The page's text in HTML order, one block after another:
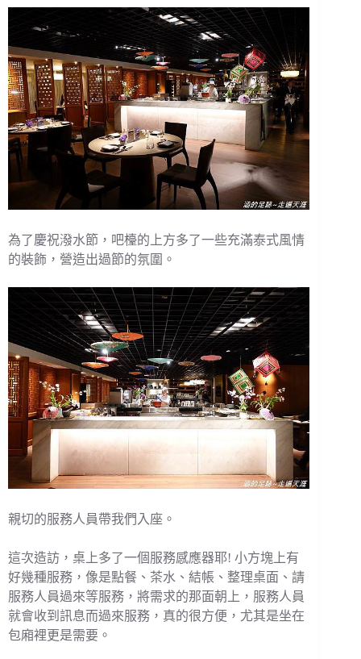
為了慶祝潑水節，吧檯的上方多了一些充滿泰式風情
的裝飾，營造出過節的氛圍。
親切的服務人員帶我們入座。
這次造訪，桌上多了一個服務感應器耶! 小方塊上有
好幾種服務，像是點餐、茶水、結帳、整理桌面、請
服務人員過來等服務，將需求的那面朝上，服務人員
就會收到訊息而過來服務，真的很方便，尤其是坐在
包廂裡更是需要。